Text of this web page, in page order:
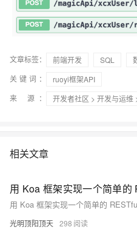
文章标签： 前端开发 SQL
关键词：
ruoyi框架API
来 源：
开发者社区 > 开发与运维
相关文章
用 Koa 框架实现一个简单的
用 Koa 框架实现一个简单的
光明顶阳顶天 298